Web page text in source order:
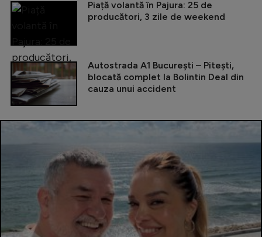
Piață volantă în Pajura: 25 de
producători, 3 zile de weekend
Autostrada A1 București – Pitești,
blocată complet la Bolintin Deal din
cauza unui accident